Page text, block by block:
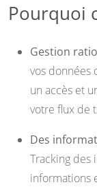
Pourquoi
Gestion
vos données
un accès et
votre flux de
Des
Tracking des
informations